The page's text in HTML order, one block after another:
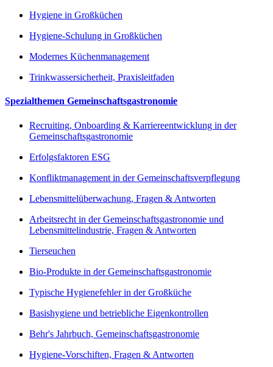
Hygiene in Großküchen
Hygiene-Schulung in Großküchen
Modernes Küchenmanagement
Trinkwassersicherheit, Praxisleitfaden
Spezialthemen Gemeinschaftsgastronomie
Recruiting, Onboarding & Karriereentwicklung in der
Gemeinschaftsgastronomie
Erfolgsfaktoren ESG
Konfliktmanagement in der Gemeinschaftsverpflegung
Lebensmittelüberwachung, Fragen & Antworten
Arbeitsrecht in der Gemeinschaftsgastronomie und
Lebensmittelindustrie, Fragen & Antworten
Tierseuchen
Bio-Produkte in der Gemeinschaftsgastronomie
Typische Hygienefehler in der Großküche
Basishygiene und betriebliche Eigenkontrollen
Behr's Jahrbuch, Gemeinschaftsgastronomie
Hygiene-Vorschiften, Fragen & Antworten